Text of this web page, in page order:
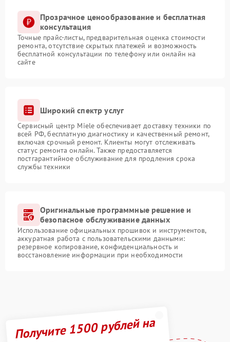
Прозрачное ценообразование и бесплатная
консультация
Точные прайс-листы, предварительная оценка стоимости
ремонта, отсутствие скрытых платежей и возможность
бесплатной консультации по телефону или онлайн на
сайте
Широкий спектр услуг
Сервисный центр Miele обеспечивает доставку техники по
всей РФ, бесплатную диагностику и качественный ремонт,
включая срочный ремонт. Клиенты могут отслеживать
статус ремонта онлайн. Также предоставляется
постгарантийное обслуживание для продления срока
службы техники
Оригинальные программные решение и
безопасное обслуживание данных
Использование официальных прошивок и инструментов,
аккуратная работа с пользовательскими данными:
резервное копирование, конфиденциальность и
восстановление информации при необходимости
Получите 1500 рублей на